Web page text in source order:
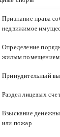
Признание права
недвижимое
Определение
жилым помещением
Принудительный
Раздел лицевых
Взыскание
или пожар